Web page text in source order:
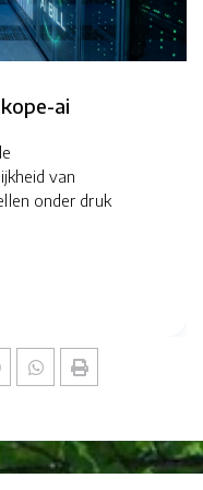
ai
van
onder druk